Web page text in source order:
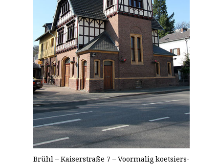
Brühl – Kaiserstraße 7 – Voormalig koetsiers-